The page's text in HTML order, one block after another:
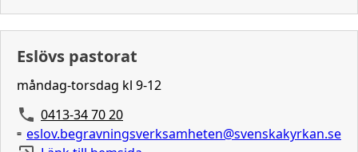
Eslövs pastorat
måndag-torsdag kl 9-12
0413-34 70 20
eslov.begravningsverksamheten@svenskakyrkan.se